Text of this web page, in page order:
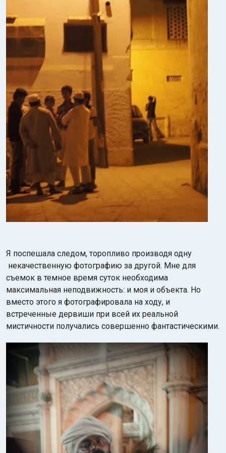
Я поспешала следом, торопливо производя одну
некачественную фотографию за другой. Мне для
съемок в темное время суток необходима
максимальная неподвижность: и моя и объекта. Но
вместо этого я фотографировала на ходу, и
встреченные дервиши при всей их реальной
мистичности получались совершенно фантастическими.